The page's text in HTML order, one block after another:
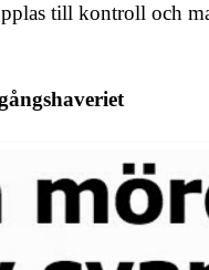
till kontroll och